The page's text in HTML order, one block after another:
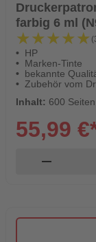
farbig 6 ml
★★★★★
★★★★★
HP
Marken-Tinte
bekannte
Zubehör vom
Inhalt: 600
55,99
remove